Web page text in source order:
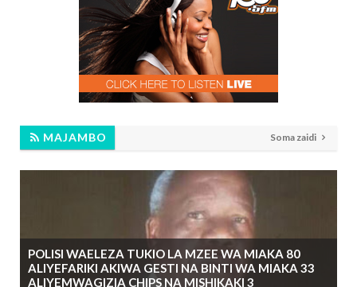
MAJAMBO Soma zaidi
POLISI WAELEZA TUKIO LA MZEE WA MIAKA 80
ALIYEFARIKI AKIWA GESTI NA BINTI WA MIAKA 33
ALIYEMWAGIZIA CHIPS NA MISHIKAKI 3